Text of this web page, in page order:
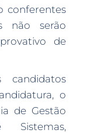
conferentes
não serão
de
o
de Gestão
Sistemas,